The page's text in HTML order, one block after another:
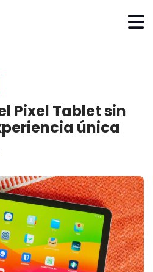
Pixel Tablet sin
única